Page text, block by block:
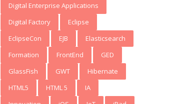
Digital Enterprise Applications
Digital Factory
Eclipse
EclipseCon
EJB
Elasticsearch
Formation
FrontEnd
GED
GlassFish
GWT
Hibernate
HTML5
HTML 5
IA